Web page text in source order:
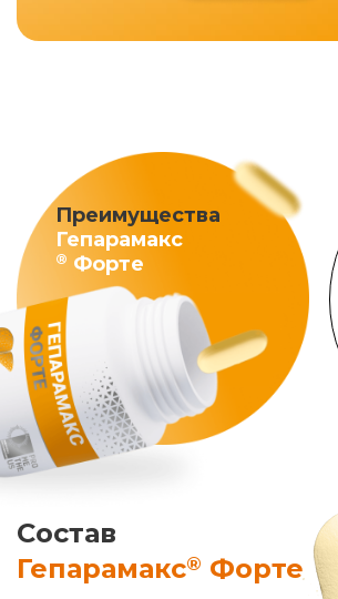
Преимущества
Гепарамакс
® Форте
Состав
Гепарамакс® Форте